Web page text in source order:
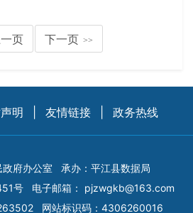
一页 下一页 >>
明 友情链接 政务热线
府办公室
承办：平江县数据局
号 电子邮箱： pjzwgkb@163.com
网站标识码：4306260016